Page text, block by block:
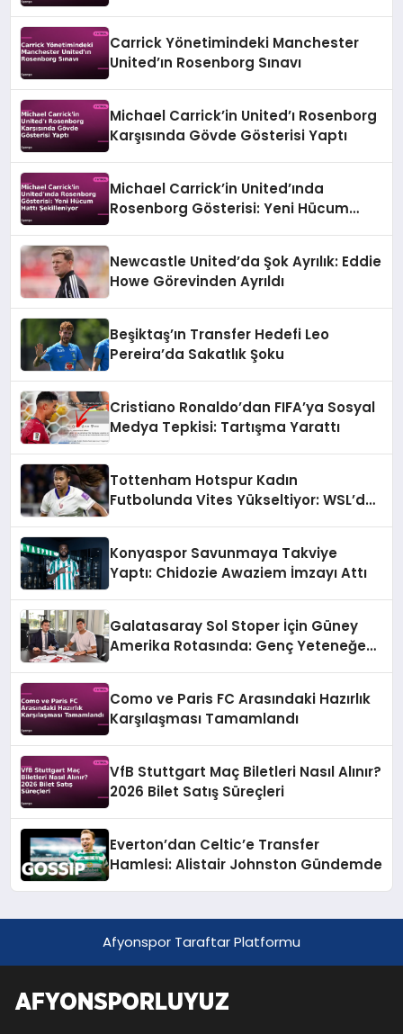
Carrick Yönetimindeki Manchester
United’ın Rosenborg Sınavı
Michael Carrick’in United’ı Rosenborg
Karşısında Gövde Gösterisi Yaptı
Michael Carrick’in United’ında
Rosenborg Gösterisi: Yeni Hücum
Newcastle United’da Şok Ayrılık: Eddie
Howe Görevinden Ayrıldı
Beşiktaş’ın Transfer Hedefi Leo
Pereira’da Sakatlık Şoku
Cristiano Ronaldo’dan FIFA’ya Sosyal
Medya Tepkisi: Tartışma Yarattı
Tottenham Hotspur Kadın
Futbolunda Vites Yükseltiyor: WSL’de
Konyaspor Savunmaya Takviye
Yaptı: Chidozie Awaziem İmzayı Attı
Galatasaray Sol Stoper İçin Güney
Amerika Rotasında: Genç Yeteneğe
Como ve Paris FC Arasındaki Hazırlık
Karşılaşması Tamamlandı
VfB Stuttgart Maç Biletleri Nasıl Alınır?
2026 Bilet Satış Süreçleri
Everton’dan Celtic’e Transfer
Hamlesi: Alistair Johnston Gündemde
Afyonspor Taraftar Platformu